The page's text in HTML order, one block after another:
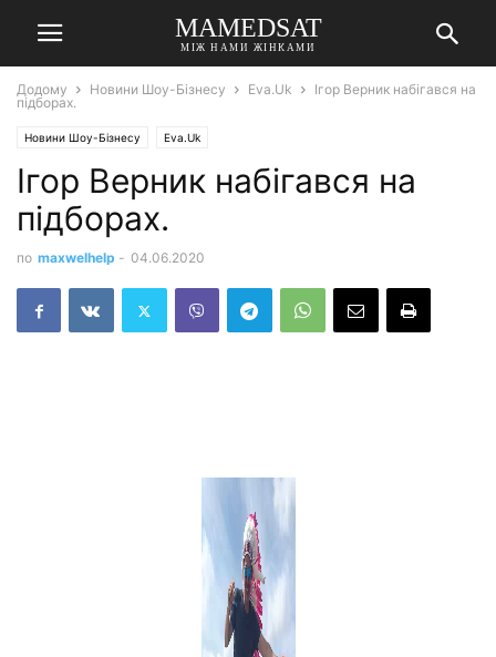
MAMEDSAT
МІЖ НАМИ ЖІНКАМИ
Додому Новини Шоу-Бізнесу Eva.Uk
Ігор Верник набігався на
підборах.
Новини Шоу-Бізнесу Eva.Uk
Ігор Верник набігався на
підборах.
по maxwelhelp - 04.06.2020